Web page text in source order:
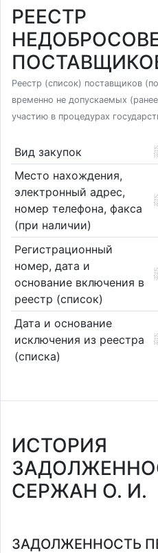
РЕЕСТР
Реестр (список) поставщиков
временно не допускаемых
участию в процедурах
Вид закупок
Место нахождения,
электронный адрес,
номер телефона, факса
(при наличии)
Регистрационный
номер, дата и
основание включения в
реестр (список)
Дата и основание
исключения из реестра
(списка)
ИСТОРИЯ
СЕРЖАН О. И.
ЗАДОЛЖЕННОСТЬ